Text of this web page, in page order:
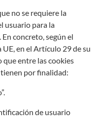
no se requiere la
usuario para la
concreto, según el
en el Artículo 29 de su
entre las cookies
por finalidad:
de usuario